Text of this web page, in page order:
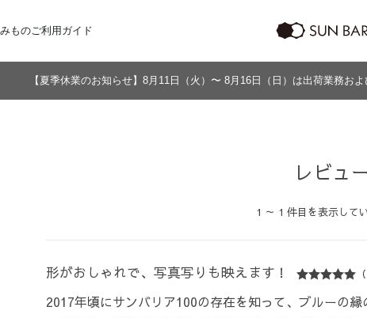
ものご利用ガイド
【夏季休業のお知らせ】8月11日（火）〜 8月16日（日）は出荷業務お
レビュ
1 ～ 1 件目を表示して
形がおしゃれで、写真写りも映えます！
2017年頃にサンバリア100の存在を知って、ブルーの